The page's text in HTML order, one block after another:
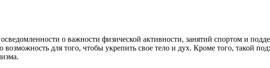
о важности физической активности, занятий спортом и
для того, чтобы укрепить свое тело и дух. Кроме того, такой